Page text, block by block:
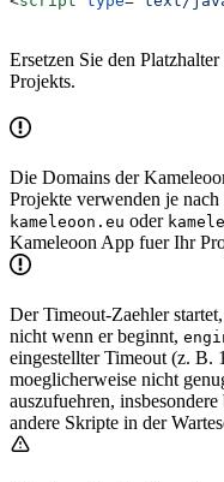
Ersetzen Sie den Platzhalter
Projekts.
Die Domains der
Projekte verwenden je
kameleoon.eu oder
Kameleoon App fuer Ihr
Der Timeout-Zaehler
nicht wenn er beginnt,
eingestellter Timeout (z. B.
moeglicherweise nicht
auszufuehren,
andere Skripte in der